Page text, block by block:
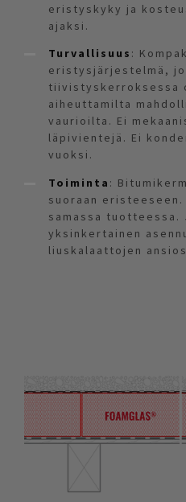
eristyskyky ja
ajaksi.
Turvallisuus :
eristysjärjestelmä,
tiivistyskerroksessa
aiheuttamilta
vaurioilta. Ei
läpivientejä. Ei
vuoksi.
Toiminta :
suoraan
samassa tuotteessa.
yksinkertainen
liuskalaattojen